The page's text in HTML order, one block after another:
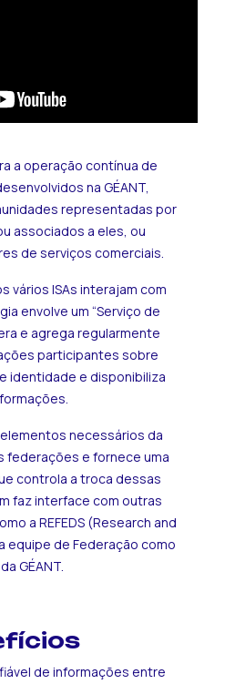
a operação contínua de
na GÉANT,
representadas por
associados a eles, ou
de serviços comerciais.
vários ISAs interajam com
envolve um “Serviço de
e agrega regularmente
participantes sobre
identidade e disponibiliza
necessários da
federações e fornece uma
controla a troca dessas
faz interface com outras
a REFEDS (Research and
equipe de Federação como
GÉANT.
de informações entre